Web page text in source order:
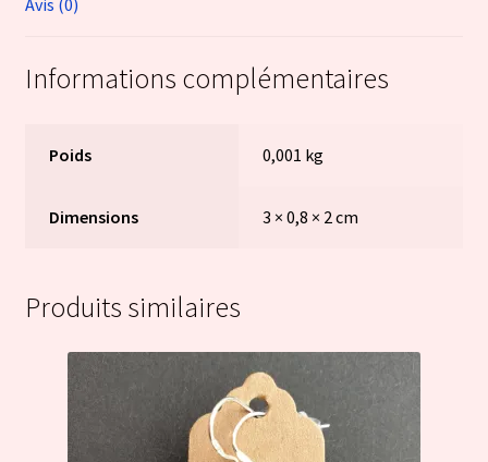
Avis (0)
Informations complémentaires
Poids 0,001 kg
Dimensions 3 × 0,8 × 2 cm
Produits similaires